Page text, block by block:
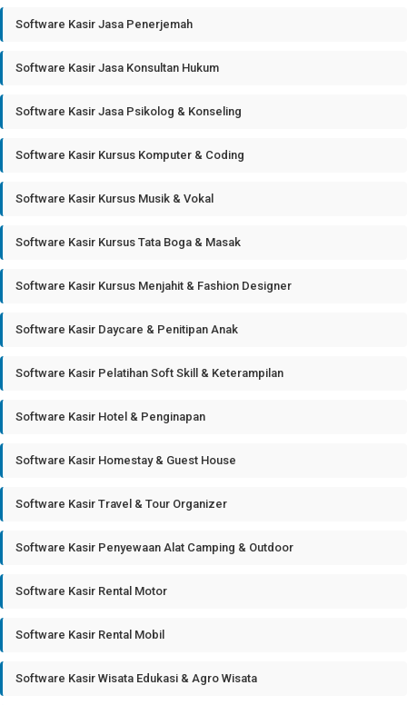
Software Kasir Jasa Penerjemah
Software Kasir Jasa Konsultan Hukum
Software Kasir Jasa Psikolog & Konseling
Software Kasir Kursus Komputer & Coding
Software Kasir Kursus Musik & Vokal
Software Kasir Kursus Tata Boga & Masak
Software Kasir Kursus Menjahit & Fashion Designer
Software Kasir Daycare & Penitipan Anak
Software Kasir Pelatihan Soft Skill & Keterampilan
Software Kasir Hotel & Penginapan
Software Kasir Homestay & Guest House
Software Kasir Travel & Tour Organizer
Software Kasir Penyewaan Alat Camping & Outdoor
Software Kasir Rental Motor
Software Kasir Rental Mobil
Software Kasir Wisata Edukasi & Agro Wisata